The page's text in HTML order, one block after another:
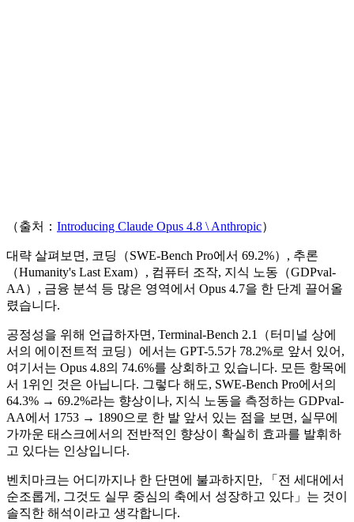
（출처： Introducing Claude Opus 4.8 \ Anthropic）
대략 살펴보면, 코딩（SWE-Bench Pro에서 69.2%）, 추론
（Humanity's Last Exam）, 컴퓨터 조작, 지식 노동（GDPval-
AA）, 금융 분석 등 많은 영역에서 Opus 4.7을 한 단계 끌어올
렸습니다.
공정성을 위해 언급하자면, Terminal-Bench 2.1（터미널 상에
서의 에이전트적 코딩）에서는 GPT-5.5가 78.2%로 앞서 있어,
여기서는 Opus 4.8의 74.6%를 상회하고 있습니다. 모든 항목에
서 1위인 것은 아닙니다. 그렇다 해도, SWE-Bench Pro에서의
64.3% → 69.2%라는 향상이나, 지식 노동을 측정하는 GDPval-
AA에서 1753 → 1890으로 한 발 앞서 있는 점을 보면, 실무에
가까운 태스크에서의 전반적인 향상이 확실히 효과를 발휘하
고 있다는 인상입니다.
벤치마크는 어디까지나 한 단면에 불과하지만, 「전 세대에서
순조롭게, 그것도 실무 중심의 축에서 성장하고 있다」는 것이
솔직한 해석이라고 생각합니다.